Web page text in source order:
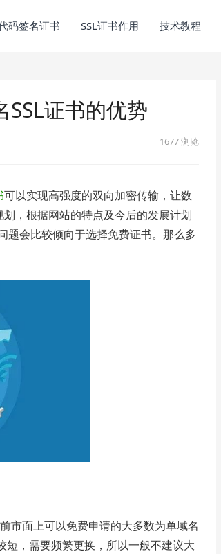
码签名证书 SSL证书作用 技术教程
SSL证书的优势
1677浏览
可以实现高强度的双向加密传输，让数
，根据网站的特点及今后的发展计划
题会比较倾向于选择免费证书。那么多
市面上可以免费申请的大多数为单域名
短，需要频繁更换，所以一般不建议大